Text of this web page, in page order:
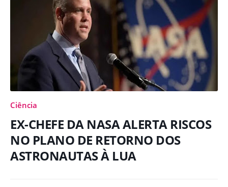
Ciência
EX-CHEFE DA NASA ALERTA RISCOS
NO PLANO DE RETORNO DOS
ASTRONAUTAS À LUA